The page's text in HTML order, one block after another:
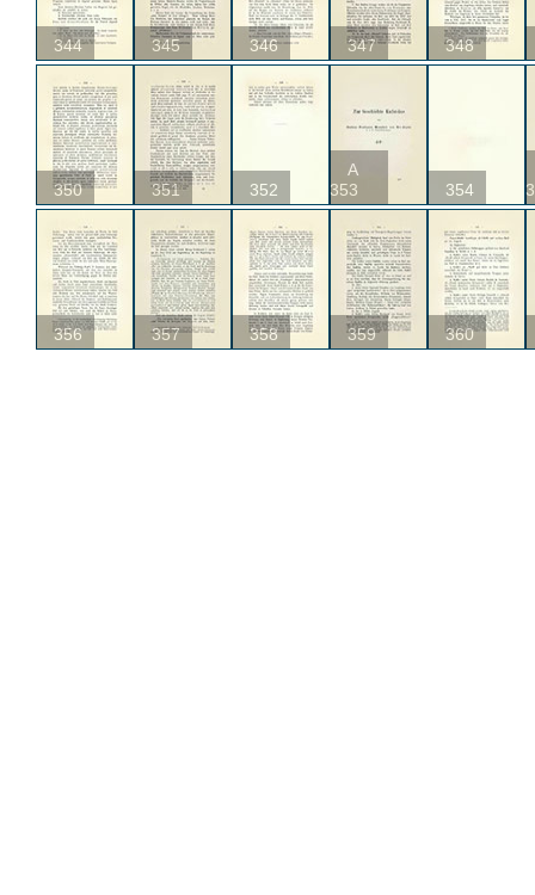
344 345 346 347 348
350 351 352
A
353
354
356 357 358 359 360